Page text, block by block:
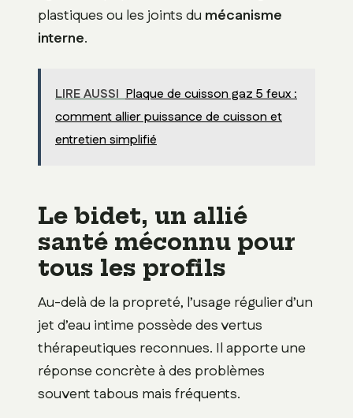
plastiques ou les joints du mécanisme
interne.
LIRE AUSSI Plaque de cuisson gaz 5 feux :
comment allier puissance de cuisson et
entretien simplifié
Le bidet, un allié
santé méconnu pour
tous les profils
Au-delà de la propreté, l’usage régulier d’un
jet d’eau intime possède des vertus
thérapeutiques reconnues. Il apporte une
réponse concrète à des problèmes
souvent tabous mais fréquents.